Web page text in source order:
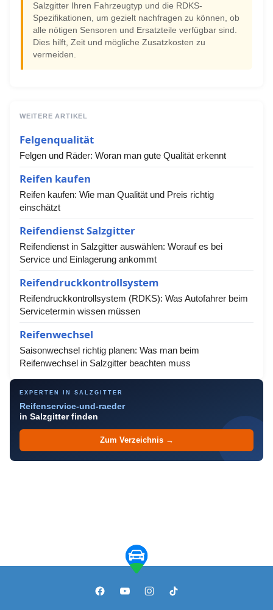
Salzgitter Ihren Fahrzeugtyp und die RDKS-
Spezifikationen, um gezielt nachfragen zu können, ob
alle nötigen Sensoren und Ersatzteile verfügbar sind.
Dies hilft, Zeit und mögliche Zusatzkosten zu
vermeiden.
WEITERE ARTIKEL
Felgenqualität
Felgen und Räder: Woran man gute Qualität erkennt
Reifen kaufen
Reifen kaufen: Wie man Qualität und Preis richtig
einschätzt
Reifendienst Salzgitter
Reifendienst in Salzgitter auswählen: Worauf es bei
Service und Einlagerung ankommt
Reifendruckkontrollsystem
Reifendruckkontrollsystem (RDKS): Was Autofahrer beim
Servicetermin wissen müssen
Reifenwechsel
Saisonwechsel richtig planen: Was man beim
Reifenwechsel in Salzgitter beachten muss
EXPERTEN IN SALZGITTER
Reifenservice-und-raeder
in Salzgitter finden
Zum Verzeichnis →